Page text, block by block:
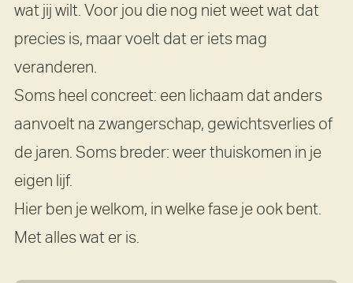
wat jij wilt. Voor jou die nog niet weet wat dat
precies is, maar voelt dat er iets mag
veranderen.
Soms heel concreet: een lichaam dat anders
aanvoelt na zwangerschap, gewichtsverlies of
de jaren. Soms breder: weer thuiskomen in je
eigen lijf.
Hier ben je welkom, in welke fase je ook bent.
Met alles wat er is.